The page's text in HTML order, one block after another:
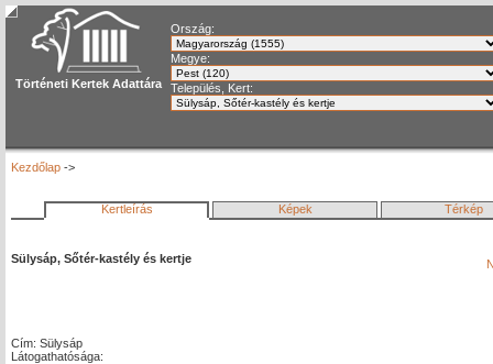
Történeti Kertek Adattára
Ország:
Megye:
Település, Kert:
Kezdőlap ->
Kertleírás Képek Térkép
Sülysáp, Sőtér-kastély és kertje
Cím: Sülysáp
Látogathatósága: